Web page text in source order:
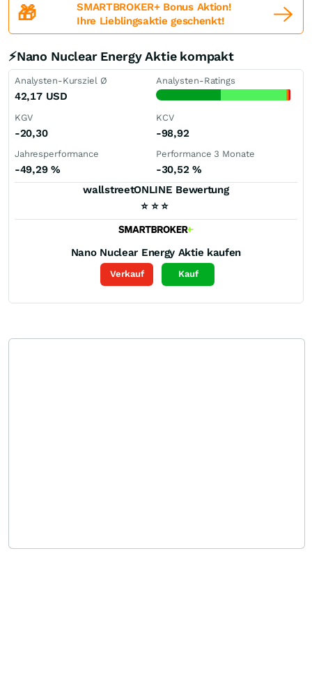
🎁
SMARTBROKER+ Bonus Aktion!
Ihre Lieblingsaktie geschenkt!
⚡Nano Nuclear Energy Aktie kompakt
Analysten-Kursziel Ø
42,17 USD
Analysten-Ratings
KGV
-20,30
KCV
-98,92
Jahresperformance
-49,29 %
Performance 3 Monate
-30,52 %
wallstreetONLINE Bewertung
⭐ ⭐ ⭐
Nano Nuclear Energy Aktie kaufen
Verkauf Kauf